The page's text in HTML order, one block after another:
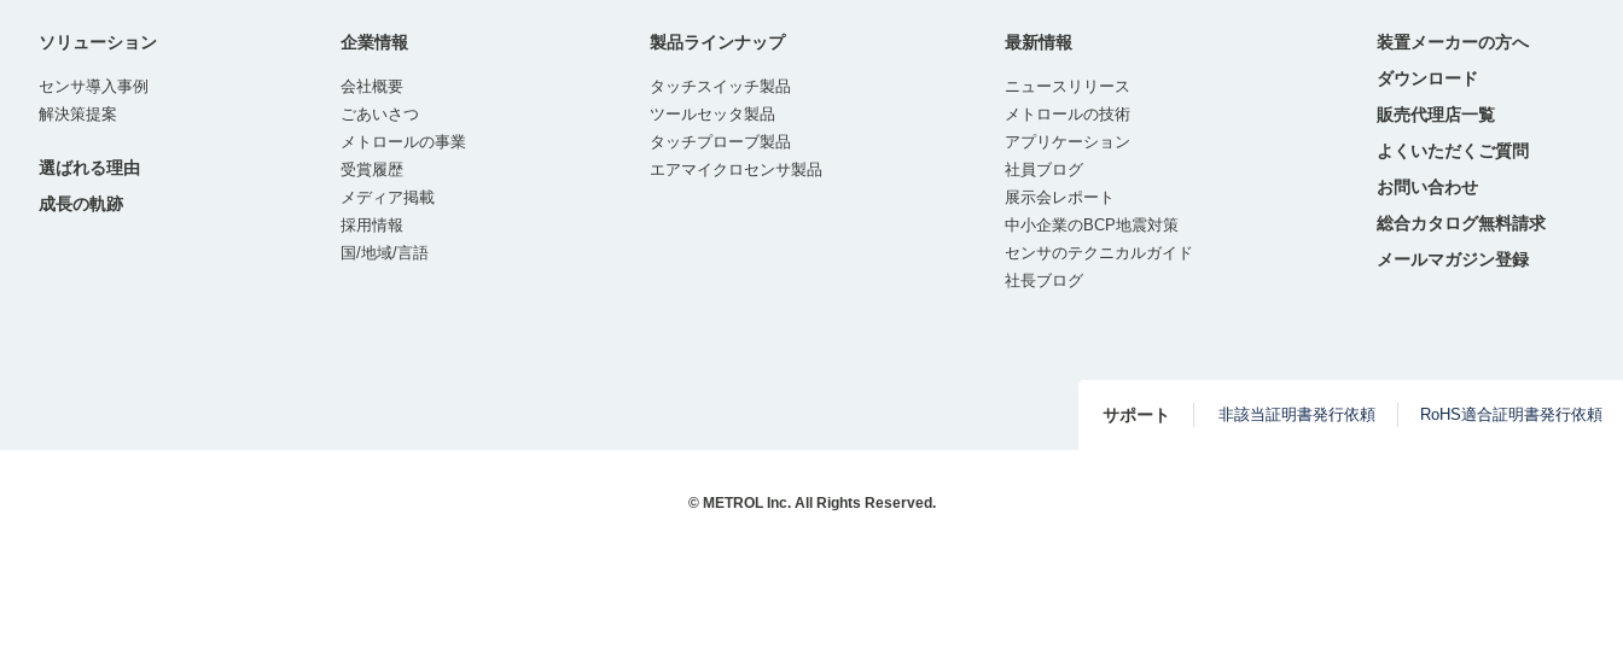
ソリューション
センサ導入事例
解決策提案
選ばれる理由
成長の軌跡
企業情報
会社概要
ごあいさつ
メトロールの事業
受賞履歴
メディア掲載
採用情報
国/地域/言語
製品ラインナップ
タッチスイッチ製品
ツールセッタ製品
タッチプローブ製品
エアマイクロセンサ製品
最新情報
ニュースリリース
メトロールの技術
アプリケーション
社員ブログ
展示会レポート
中小企業のBCP地震対策
センサのテクニカルガイド
社長ブログ
装置メーカーの方へ
ダウンロード
販売代理店一覧
よくいただくご質問
お問い合わせ
総合カタログ無料請求
メールマガジン登録
サポート 非該当証明書発行依頼 RoHS適合証明書発行依頼
© METROL Inc. All Rights Reserved.